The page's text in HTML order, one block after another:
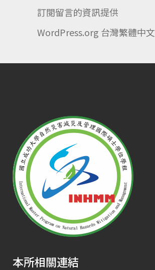
訂閱留言的資訊提供
WordPress.org 台灣繁體中文
本所相關連結